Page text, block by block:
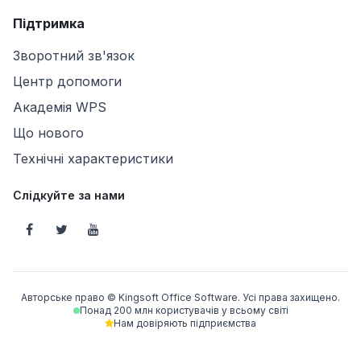
Підтримка
Зворотний зв'язок
Центр допомоги
Академія WPS
Що нового
Технічні характеристики
Слідкуйте за нами
Авторське право © Kingsoft Office Software. Усі права захищено.
Понад 200 млн користувачів у всьому світі
Нам довіряють підприємства